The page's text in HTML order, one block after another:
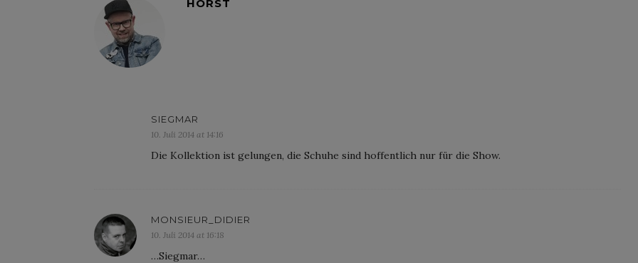
HORST
SIEGMAR
10. Juli 2014 at 14:16
Die Kollektion ist gelungen, die Schuhe sind hoffentlich nur für die Show.
MONSIEUR_DIDIER
10. Juli 2014 at 16:18
…Siegmar…